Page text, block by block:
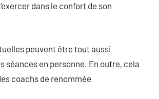
dans le confort de son
peuvent être tout aussi
séances en personne. En outre, cela
coachs de renommée